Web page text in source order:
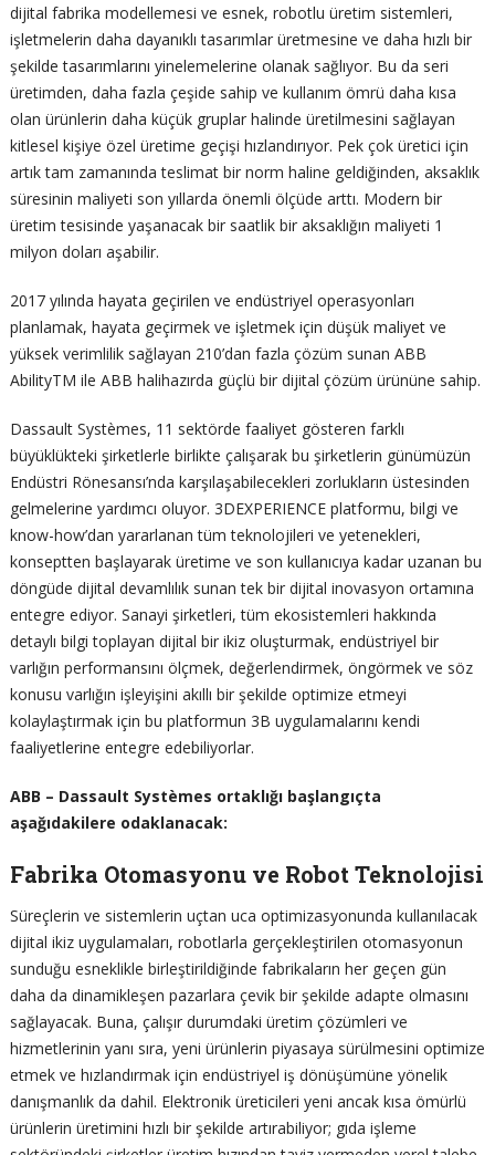
dijital fabrika modellemesi ve esnek, robotlu üretim sistemleri,
işletmelerin daha dayanıklı tasarımlar üretmesine ve daha hızlı bir
şekilde tasarımlarını yinelemelerine olanak sağlıyor. Bu da seri
üretimden, daha fazla çeşide sahip ve kullanım ömrü daha kısa
olan ürünlerin daha küçük gruplar halinde üretilmesini sağlayan
kitlesel kişiye özel üretime geçişi hızlandırıyor. Pek çok üretici için
artık tam zamanında teslimat bir norm haline geldiğinden, aksaklık
süresinin maliyeti son yıllarda önemli ölçüde arttı. Modern bir
üretim tesisinde yaşanacak bir saatlik bir aksaklığın maliyeti 1
milyon doları aşabilir.
2017 yılında hayata geçirilen ve endüstriyel operasyonları
planlamak, hayata geçirmek ve işletmek için düşük maliyet ve
yüksek verimlilik sağlayan 210’dan fazla çözüm sunan ABB
AbilityTM ile ABB halihazırda güçlü bir dijital çözüm ürününe sahip.
Dassault Systèmes, 11 sektörde faaliyet gösteren farklı
büyüklükteki şirketlerle birlikte çalışarak bu şirketlerin günümüzün
Endüstri Rönesansı’nda karşılaşabilecekleri zorlukların üstesinden
gelmelerine yardımcı oluyor. 3DEXPERIENCE platformu, bilgi ve
know-how’dan yararlanan tüm teknolojileri ve yetenekleri,
konseptten başlayarak üretime ve son kullanıcıya kadar uzanan bu
döngüde dijital devamlılık sunan tek bir dijital inovasyon ortamına
entegre ediyor. Sanayi şirketleri, tüm ekosistemleri hakkında
detaylı bilgi toplayan dijital bir ikiz oluşturmak, endüstriyel bir
varlığın performansını ölçmek, değerlendirmek, öngörmek ve söz
konusu varlığın işleyişini akıllı bir şekilde optimize etmeyi
kolaylaştırmak için bu platformun 3B uygulamalarını kendi
faaliyetlerine entegre edebiliyorlar.
ABB – Dassault Systèmes ortaklığı başlangıçta
aşağıdakilere odaklanacak:
Fabrika Otomasyonu ve Robot Teknolojisi
Süreçlerin ve sistemlerin uçtan uca optimizasyonunda kullanılacak
dijital ikiz uygulamaları, robotlarla gerçekleştirilen otomasyonun
sunduğu esneklikle birleştirildiğinde fabrikaların her geçen gün
daha da dinamikleşen pazarlara çevik bir şekilde adapte olmasını
sağlayacak. Buna, çalışır durumdaki üretim çözümleri ve
hizmetlerinin yanı sıra, yeni ürünlerin piyasaya sürülmesini optimize
etmek ve hızlandırmak için endüstriyel iş dönüşümüne yönelik
danışmanlık da dahil. Elektronik üreticileri yeni ancak kısa ömürlü
ürünlerin üretimini hızlı bir şekilde artırabiliyor; gıda işleme